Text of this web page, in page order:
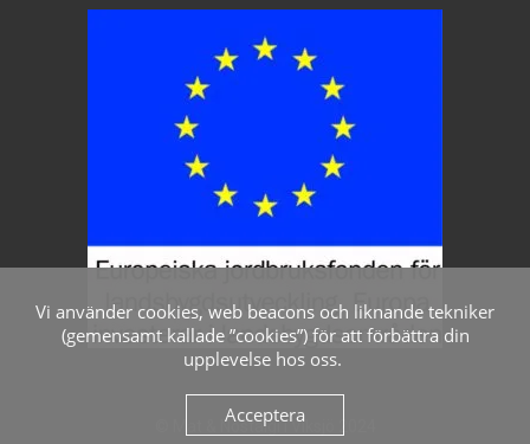
© Mat & Nostalgi i Viksjö 2024
Vi använder cookies, web beacons och liknande tekniker
(gemensamt kallade ”cookies”) för att förbättra din
upplevelse hos oss.
Acceptera